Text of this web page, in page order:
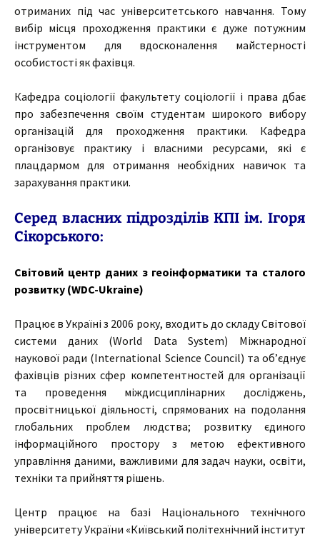
отриманих під час університетського навчання. Тому
вибір місця проходження практики є дуже потужним
інструментом для вдосконалення майстерності
особистості як фахівця.
Кафедра соціології факультету соціології і права дбає
про забезпечення своїм студентам широкого вибору
організацій для проходження практики. Кафедра
організовує практику і власними ресурсами, які є
плацдармом для отримання необхідних навичок та
зарахування практики.
Серед власних підрозділів КПІ ім. Ігоря
Сікорського:
Світовий центр даних з геоінформатики та сталого
розвитку (WDC-Ukraine)
Працює в Україні з 2006 року, входить до складу Світової
системи даних (World Data System) Міжнародної
наукової ради (International Science Council) та об’єднує
фахівців різних сфер компетентностей для організації
та проведення міждисциплінарних досліджень,
просвітницької діяльності, спрямованих на подолання
глобальних проблем людства; розвитку єдиного
інформаційного простору з метою ефективного
управління даними, важливими для задач науки, освіти,
техніки та прийняття рішень.
Центр працює на базі Національного технічного
університету України «Київський політехнічний інститут